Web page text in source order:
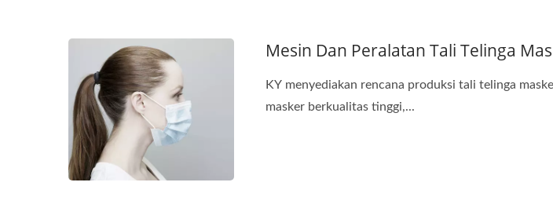
Mesin Dan Peralatan Tali Telinga
KY menyediakan rencana produksi tali telinga
masker berkualitas tinggi,...